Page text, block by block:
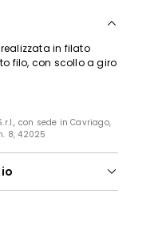
in filato
filo, con scollo a giro
con sede in Cavriago,
8, 42025
in tamburo;